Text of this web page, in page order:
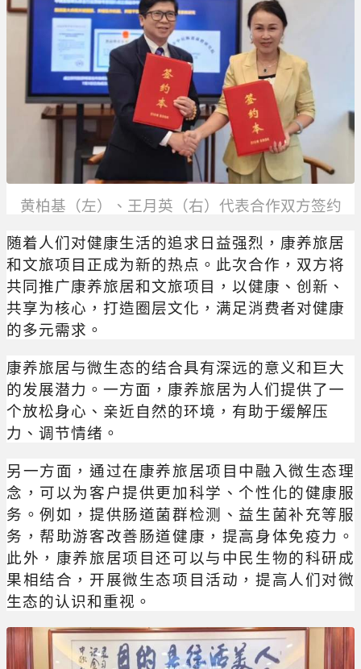
黄柏基（左）、王月英（右）代表合作双方签约
随着人们对健康生活的追求日益强烈，康养旅居
和文旅项目正成为新的热点。此次合作，双方将
共同推广康养旅居和文旅项目，以健康、创新、
共享为核心，打造圈层文化，满足消费者对健康
的多元需求。
康养旅居与微生态的结合具有深远的意义和巨大
的发展潜力。一方面，康养旅居为人们提供了一
个放松身心、亲近自然的环境，有助于缓解压
力、调节情绪。
另一方面，通过在康养旅居项目中融入微生态理
念，可以为客户提供更加科学、个性化的健康服
务。例如，提供肠道菌群检测、益生菌补充等服
务，帮助游客改善肠道健康，提高身体免疫力。
此外，康养旅居项目还可以与中民生物的科研成
果相结合，开展微生态项目活动，提高人们对微
生态的认识和重视。